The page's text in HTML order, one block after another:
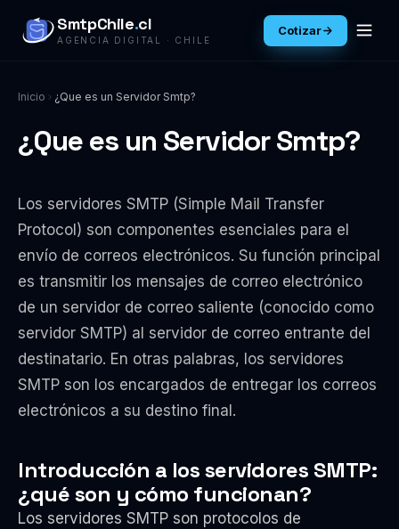
SmtpChile.cl
AGENCIA DIGITAL · CHILE
Cotizar
Inicio ¿Que es un Servidor Smtp?
¿Que es un Servidor Smtp?
Los servidores SMTP (Simple Mail Transfer
Protocol) son componentes esenciales para el
envío de correos electrónicos. Su función principal
es transmitir los mensajes de correo electrónico
de un servidor de correo saliente (conocido como
servidor SMTP) al servidor de correo entrante del
destinatario. En otras palabras, los servidores
SMTP son los encargados de entregar los correos
electrónicos a su destino final.
Introducción a los servidores SMTP:
¿qué son y cómo funcionan?
Los servidores SMTP son protocolos de